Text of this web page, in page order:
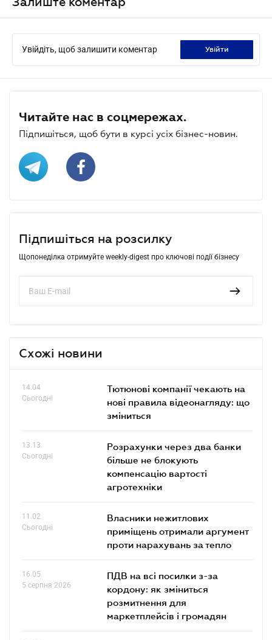
Увійдіть, щоб залишити коментар увійти
Читайте нас в соцмережах.
Підпишіться, щоб бути в курсі усіх бізнес-новин.
Підпишіться на розсилку
Щопонеділка отримуйте weekly-digest про ключові події бізнесу
Схожі новини
14.04
Сьогодні
Тютюнові компанії чекають на
нові правила відеонагляду: що
зміниться
13.13
Сьогодні
Розрахунки через два банки
більше не блокують
компенсацію вартості
агротехніки
11.02
Сьогодні
Власники нежитлових
приміщень отримали аргумент
проти нарахувань за тепло
16.05
5 серпня 2026
ПДВ на всі посилки з-за
кордону: як зміниться
розмитнення для
маркетплейсів і громадян